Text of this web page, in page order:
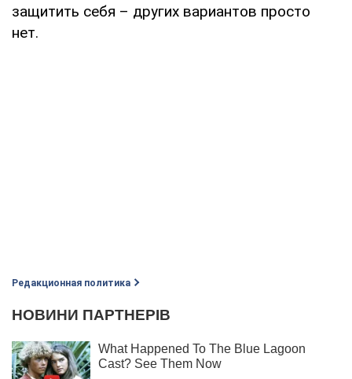
защитить себя – других вариантов просто
нет.
Редакционная политика